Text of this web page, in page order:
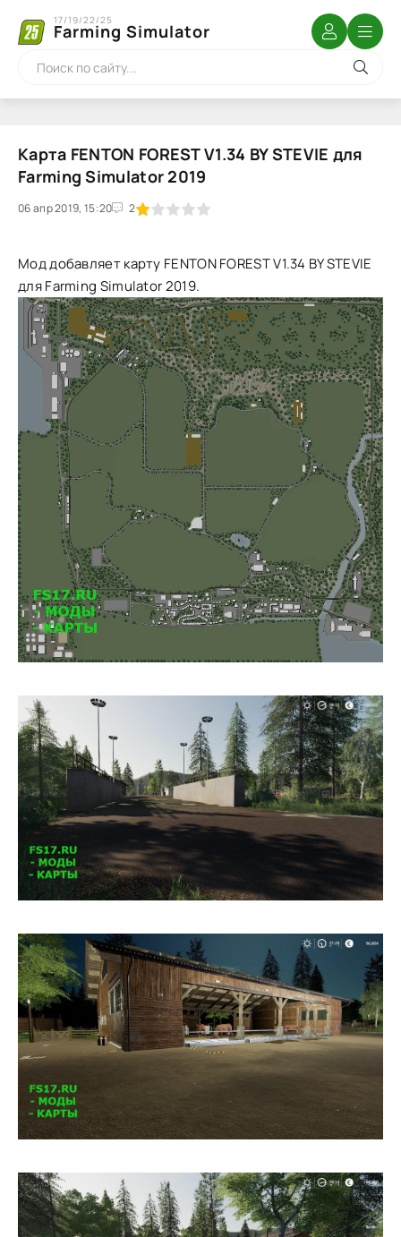
Farming Simulator
17/19/22/25
Карта FENTON FOREST V1.34 BY STEVIE для
Farming Simulator 2019
06 апр 2019, 15:20 2
1 2 3 4 5
Мод добавляет карту FENTON FOREST V1.34 BY STEVIE
для Farming Simulator 2019.